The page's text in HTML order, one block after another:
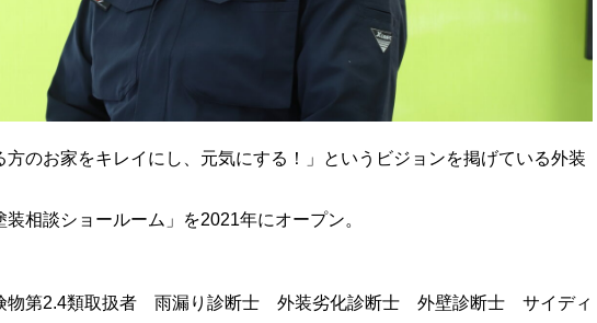
のお家をキレイにし、元気にする！」というビジョンを掲げている外装
相談ショールーム」を2021年にオープン。
物第2.4類取扱者 雨漏り診断士 外装劣化診断士 外壁診断士 サイディ